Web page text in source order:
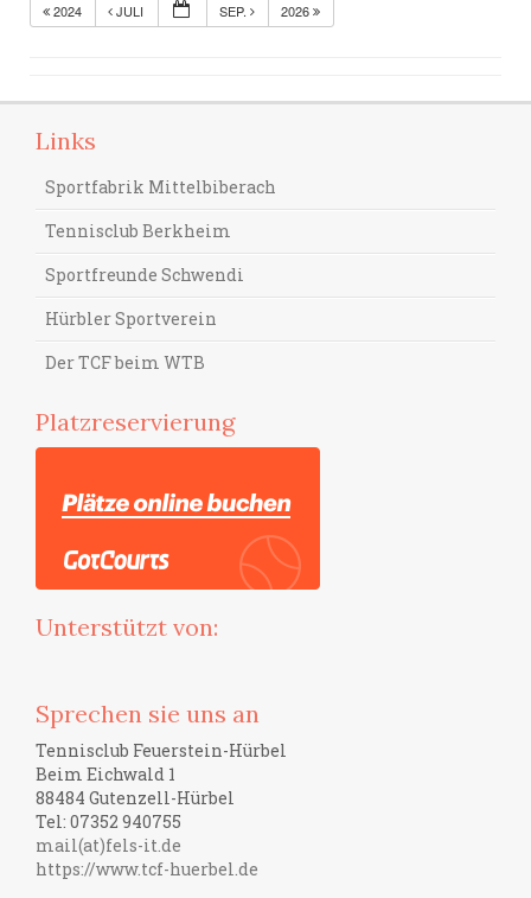
2024 JULI SEP. 2026
Links
Sportfabrik Mittelbiberach
Tennisclub Berkheim
Sportfreunde Schwendi
Hürbler Sportverein
Der TCF beim WTB
Platzreservierung
Unterstützt von:
Sprechen sie uns an
Tennisclub Feuerstein-Hürbel
Beim Eichwald 1
88484 Gutenzell-Hürbel
Tel: 07352 940755
mail(at)fels-it.de
https://www.tcf-huerbel.de